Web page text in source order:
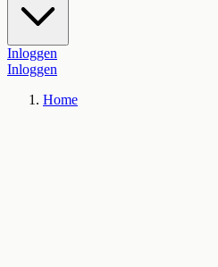
Inloggen
Inloggen
Home